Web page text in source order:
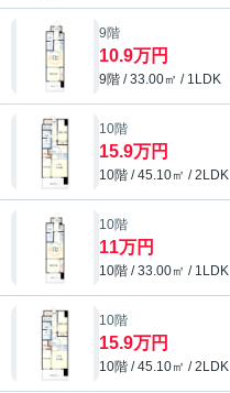
9階
10.9万円
9階 / 33.00㎡ / 1LDK
10階
15.9万円
10階 / 45.10㎡ / 2LDK
10階
11万円
10階 / 33.00㎡ / 1LDK
10階
15.9万円
10階 / 45.10㎡ / 2LDK